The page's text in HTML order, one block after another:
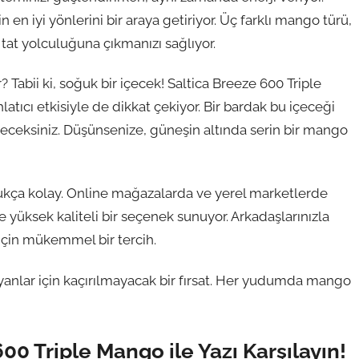
en iyi yönlerini bir araya getiriyor. Üç farklı mango türü,
yolculuğuna çıkmanızı sağlıyor.
ki, soğuk bir içecek! Saltica Breeze 600 Triple
etkisiyle de dikkat çekiyor. Bir bardak bu içeceği
Düşünsenize, güneşin altında serin bir mango
kolay. Online mağazalarda ve yerel marketlerde
kaliteli bir seçenek sunuyor. Arkadaşlarınızla
mükemmel bir tercih.
için kaçırılmayacak bir fırsat. Her yudumda mango
Triple Mango ile Yazı Karşılayın!